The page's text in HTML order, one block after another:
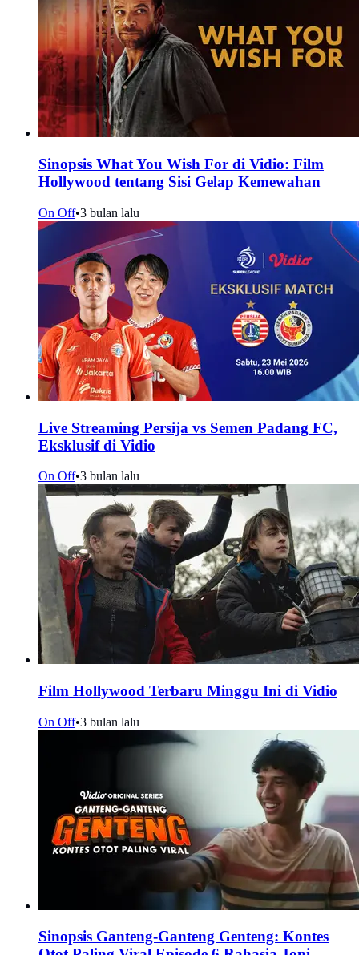
Sinopsis What You Wish For di Vidio: Film
Hollywood tentang Sisi Gelap Kemewahan
On Off•3 bulan lalu
Live Streaming Persija vs Semen Padang FC,
Eksklusif di Vidio
On Off•3 bulan lalu
Film Hollywood Terbaru Minggu Ini di Vidio
On Off•3 bulan lalu
Sinopsis Ganteng-Ganteng Genteng: Kontes